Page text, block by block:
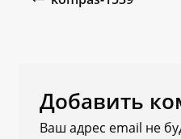
Добавить
Ваш адрес email не